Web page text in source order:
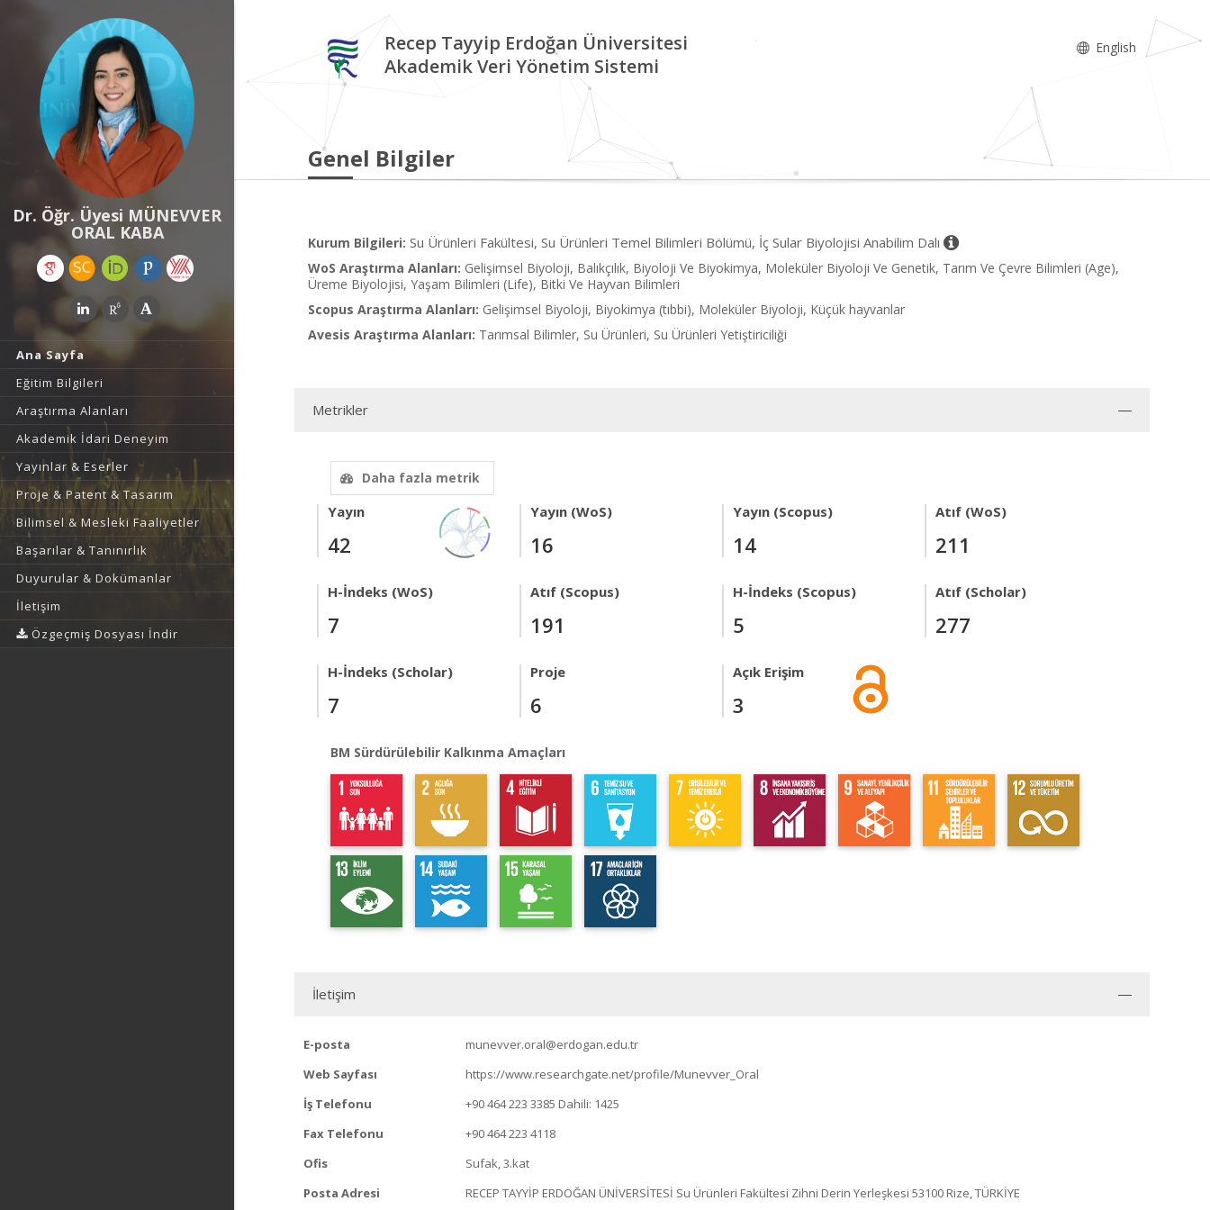
Dr. Öğr. Üyesi MÜNEVVER
ORAL KABA
Ana Sayfa
Eğitim Bilgileri
Araştırma Alanları
Akademik İdari Deneyim
Yayınlar & Eserler
Proje & Patent & Tasarım
Bilimsel & Mesleki Faaliyetler
Başarılar & Tanınırlık
Duyurular & Dokümanlar
İletişim
Özgeçmiş Dosyası İndir
Recep Tayyip Erdoğan Üniversitesi
Akademik Veri Yönetim Sistemi
English
Genel Bilgiler
Kurum Bilgileri: Su Ürünleri Fakültesi, Su Ürünleri Temel Bilimleri Bölümü, İç Sular Biyolojisi Anabilim Dalı
WoS Araştırma Alanları: Gelişimsel Biyoloji, Balıkçılık, Biyoloji Ve Biyokimya, Moleküler Biyoloji Ve Genetik, Tarım Ve Çevre Bilimleri (Age),
Üreme Biyolojisi, Yaşam Bilimleri (Life), Bitki Ve Hayvan Bilimleri
Scopus Araştırma Alanları: Gelişimsel Biyoloji, Biyokimya (tıbbi), Moleküler Biyoloji, Küçük hayvanlar
Avesis Araştırma Alanları: Tarımsal Bilimler, Su Ürünleri, Su Ürünleri Yetiştiriciliği
Metrikler
Daha fazla metrik
Yayın
42
Yayın (WoS)
16
Yayın (Scopus)
14
Atıf (WoS)
211
H-İndeks (WoS)
7
Atıf (Scopus)
191
H-İndeks (Scopus)
5
Atıf (Scholar)
277
H-İndeks (Scholar)
7
Proje
6
Açık Erişim
3
BM Sürdürülebilir Kalkınma Amaçları
İletişim
E-posta
munevver.oral@erdogan.edu.tr
Web Sayfası
https://www.researchgate.net/profile/Munevver_Oral
İş Telefonu
+90 464 223 3385 Dahili: 1425
Fax Telefonu
+90 464 223 4118
Ofis
Sufak, 3.kat
Posta Adresi
RECEP TAYYİP ERDOĞAN ÜNİVERSİTESİ Su Ürünleri Fakültesi Zihni Derin Yerleşkesi 53100 Rize, TÜRKİYE